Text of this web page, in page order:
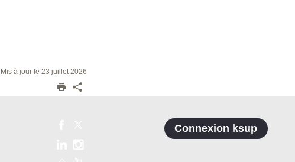
Mis à jour le 23 juillet 2026
Connexion ksup